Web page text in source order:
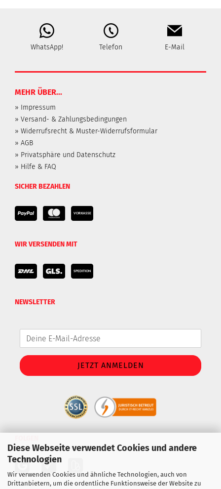
Diese Webseite verwendet Cookies und andere
Technologien
Wir verwenden Cookies und ähnliche Technologien, auch von
Drittanbietern, um die ordentliche Funktionsweise der Website zu
WhatsApp! Telefon E-Mail
MEHR ÜBER...
» Impressum
» Versand- & Zahlungsbedingungen
» Widerrufsrecht & Muster-Widerrufsformular
» AGB
» Privatsphäre und Datenschutz
» Hilfe & FAQ
SICHER BEZAHLEN
WIR VERSENDEN MIT
NEWSLETTER